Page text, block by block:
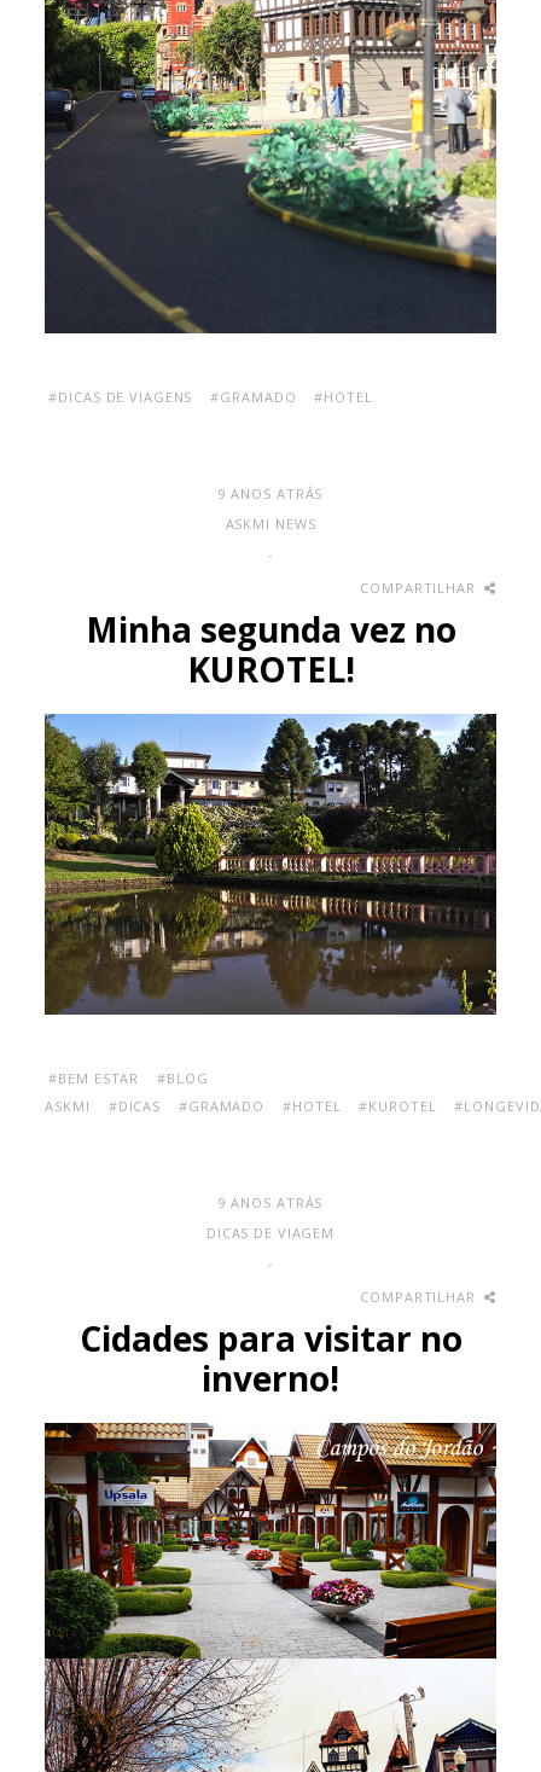
#DICAS DE VIAGENS #GRAMADO #HOTEL
9 ANOS ATRÁS
ASKMI NEWS
-
COMPARTILHAR
Minha segunda vez no
KUROTEL!
#BEM ESTAR
#BLOG
ASKMI
#DICAS #GRAMADO #HOTEL #KUROTEL
9 ANOS ATRÁS
DICAS DE VIAGEM
-
COMPARTILHAR
Cidades para visitar no
inverno!